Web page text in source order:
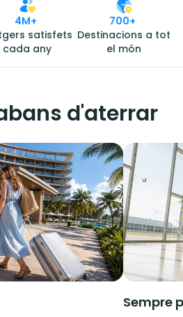
4M+
satisfets
cada any
700+
Destinacions a tot
el món
d'aterrar
Sempre